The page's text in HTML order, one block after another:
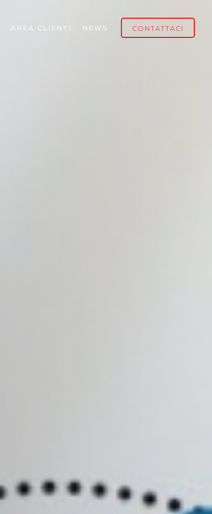
AREA CLIENTI NEWS CONTATTACI